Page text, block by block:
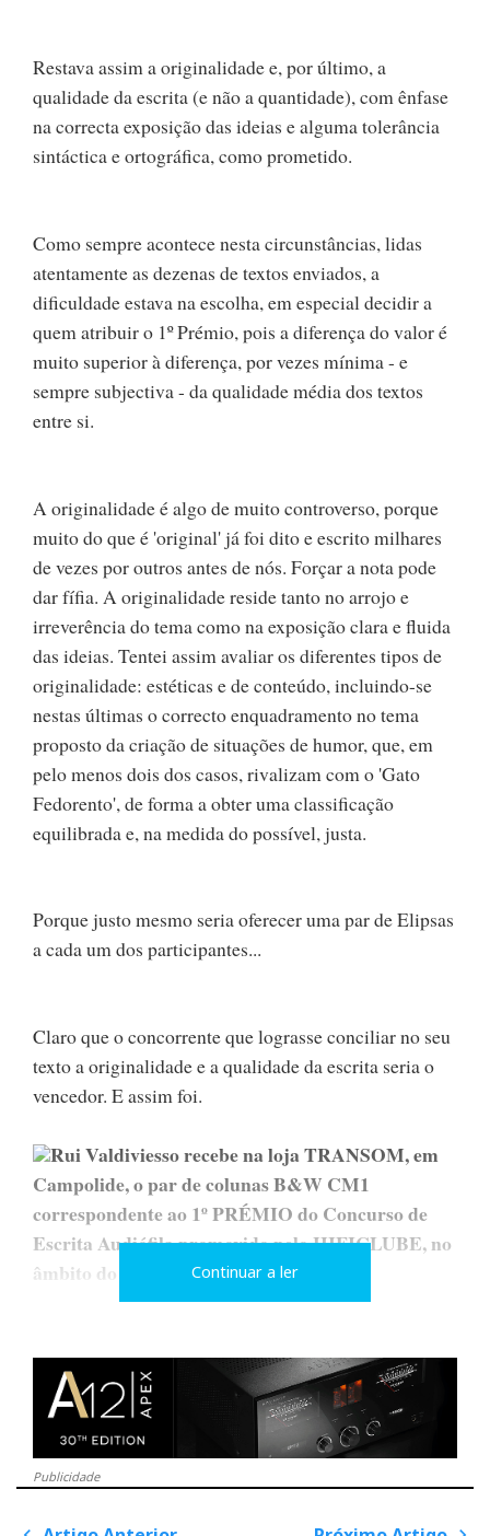
Restava assim a originalidade e, por último, a
qualidade da escrita (e não a quantidade), com ênfase
na correcta exposição das ideias e alguma tolerância
sintáctica e ortográfica, como prometido.
Como sempre acontece nesta circunstâncias, lidas
atentamente as dezenas de textos enviados, a
dificuldade estava na escolha, em especial decidir a
quem atribuir o 1º Prémio, pois a diferença do valor é
muito superior à diferença, por vezes mínima - e
sempre subjectiva - da qualidade média dos textos
entre si.
A originalidade é algo de muito controverso, porque
muito do que é 'original' já foi dito e escrito milhares
de vezes por outros antes de nós. Forçar a nota pode
dar fífia. A originalidade reside tanto no arrojo e
irreverência do tema como na exposição clara e fluida
das ideias. Tentei assim avaliar os diferentes tipos de
originalidade: estéticas e de conteúdo, incluindo-se
nestas últimas o correcto enquadramento no tema
proposto da criação de situações de humor, que, em
pelo menos dois dos casos, rivalizam com o 'Gato
Fedorento', de forma a obter uma classificação
equilibrada e, na medida do possível, justa.
Porque justo mesmo seria oferecer uma par de Elipsas
a cada um dos participantes...
Claro que o concorrente que lograsse conciliar no seu
texto a originalidade e a qualidade da escrita seria o
vencedor. E assim foi.
Rui Valdiviesso recebe na loja TRANSOM, em
Campolide, o par de colunas B&W CM1
correspondente ao 1º PRÉMIO do Concurso de
Escrita Audiófila promovido pelo HIFICLUBE, no
âmbito do HIFISHOW 2007.
1º PRÉMIO
O AR
Continuar a ler
Publicidade